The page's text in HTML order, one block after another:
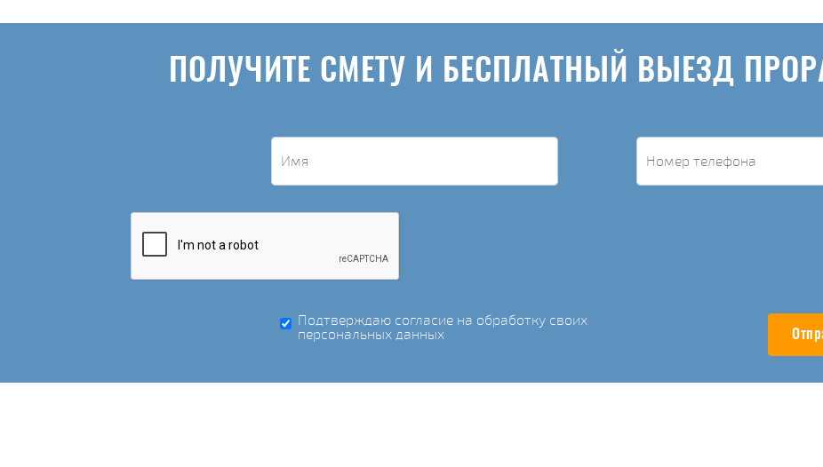
ПОЛУЧИТЕ СМЕТУ И БЕСПЛАТНЫЙ ВЫЕЗД
Подтверждаю согласие на обработку своих
персональных данных